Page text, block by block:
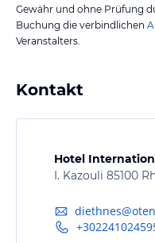
Gewähr und ohne Prüfung
Buchung die verbindlichen
Veranstalters.
Kontakt
Hotel
I. Kazouli 85100